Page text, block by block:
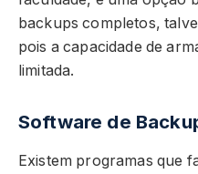
backups completos,
pois a capacidade de
limitada.
Software de
Existem programas que